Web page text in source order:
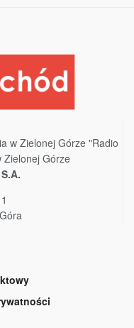
w Zielonej Górze "Radio
Zielonej Górze